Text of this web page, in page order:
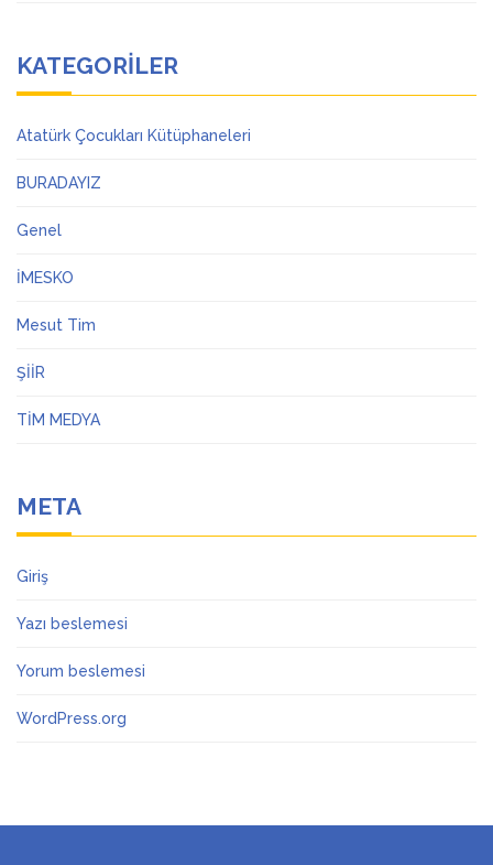
KATEGORILER
Atatürk Çocukları Kütüphaneleri
BURADAYIZ
Genel
İMESKO
Mesut Tim
ŞİİR
TİM MEDYA
META
Giriş
Yazı beslemesi
Yorum beslemesi
WordPress.org